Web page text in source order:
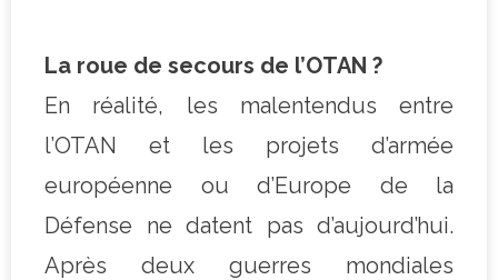
La roue de secours de l’OTAN ?
En réalité, les malentendus entre
l’OTAN et les projets d’armée
européenne ou d’Europe de la
Défense ne datent pas d’aujourd’hui.
Après deux guerres mondiales